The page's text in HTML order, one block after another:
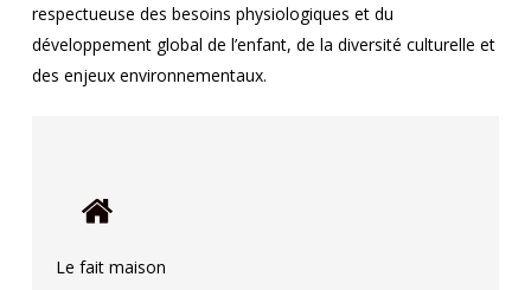
respectueuse des besoins physiologiques et du
développement global de l’enfant, de la diversité culturelle et
des enjeux environnementaux.
Le fait maison